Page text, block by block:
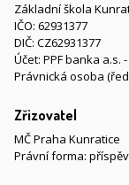
Základní škola
IČO: 62931377
DIČ: CZ62931377
Účet: PPF banka a.s.
Právnická osoba
Zřizovatel
MČ Praha Kunratice
Právní forma: